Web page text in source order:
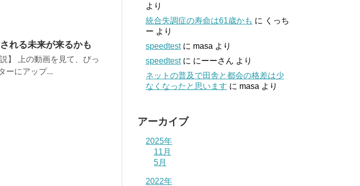
れる未来が来るかも
】 上の動画を見て、びっ
ーにアップ...
より
統合失調症の寿命は61歳かも に くっち
ー より
speedtestに masa より
speedtestに にーーさん より
ネットの普及で田舎と都会の格差は少
なくなったと思います に masa より
アーカイブ
2025年
11月
5月
2022年